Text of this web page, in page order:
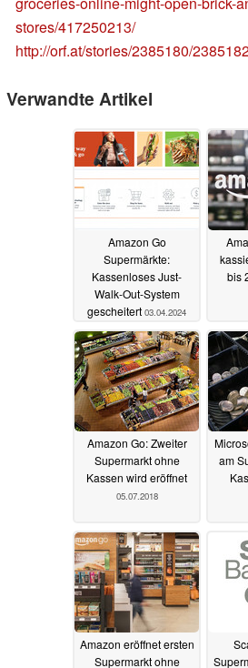
stores/417250213/
http://orf.at/stories/2385180/
Verwandte Artikel
Amazon Go
Supermärkte:
Kassenloses Just-
Walk-Out-System
gescheitert 03.04.2024
bis
Amazon Go: Zweiter
Supermarkt ohne
Kassen wird eröffnet
05.07.2018
am
Amazon eröffnet ersten
Supermarkt ohne